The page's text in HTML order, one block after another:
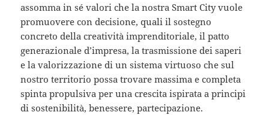
assomma in sé valori che la nostra Smart City vuole
promuovere con decisione, quali il sostegno
concreto della creatività imprenditoriale, il patto
generazionale d’impresa, la trasmissione dei saperi
e la valorizzazione di un sistema virtuoso che sul
nostro territorio possa trovare massima e completa
spinta propulsiva per una crescita ispirata a principi
di sostenibilità, benessere, partecipazione.